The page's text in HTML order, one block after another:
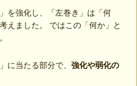
を強化し、「左巻き」は「何
えました。 ではこの「何か」と
に当たる部分で、強化や弱化の